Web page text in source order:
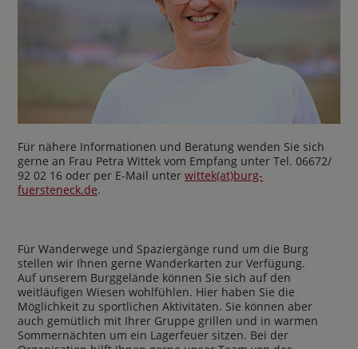
Für nähere Informationen und Beratung wenden Sie sich
gerne an Frau Petra Wittek vom Empfang unter Tel. 06672/
92 02 16 oder per E-Mail unter wittek(at)burg-
fuersteneck.de.
Für Wanderwege und Spaziergänge rund um die Burg
stellen wir Ihnen gerne Wanderkarten zur Verfügung.
Auf unserem Burggelände können Sie sich auf den
weitläufigen Wiesen wohlfühlen. Hier haben Sie die
Möglichkeit zu sportlichen Aktivitäten. Sie können aber
auch gemütlich mit Ihrer Gruppe grillen und in warmen
Sommernächten um ein Lagerfeuer sitzen. Bei der